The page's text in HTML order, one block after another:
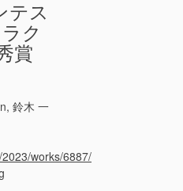
テス
ク
賞
鈴木 一
works/6887/